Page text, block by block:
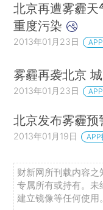
北京再遭雾霾
重度污染
2013年01月23日
雾霾再袭北京
2013年01月23日
北京发布雾霾
2013年01月19日 APP
财新网所刊载内容
专属所有或持有。未
建立镜像等任何使用。